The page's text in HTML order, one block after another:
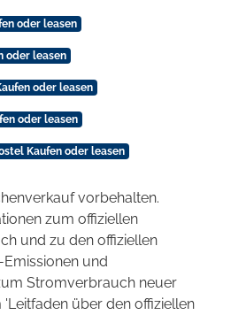
oder leasen
oder leasen
oder leasen
oder leasen
Kaufen oder leasen
vorbehalten.
zum offiziellen
und zu den offiziellen
-Emissionen und
Stromverbrauch neuer
'Leitfaden über den offiziellen